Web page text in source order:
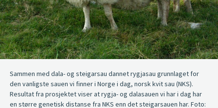
Sammen med dala- og steigarsau dannet rygjasau grunnlaget for
den vanligste sauen vi finner i Norge i dag, norsk kvit sau (NKS).
Resultat fra prosjektet viser at rygja- og dalasauen vi har i dag har
en større genetisk distanse fra NKS enn det steigarsauen har. Foto: